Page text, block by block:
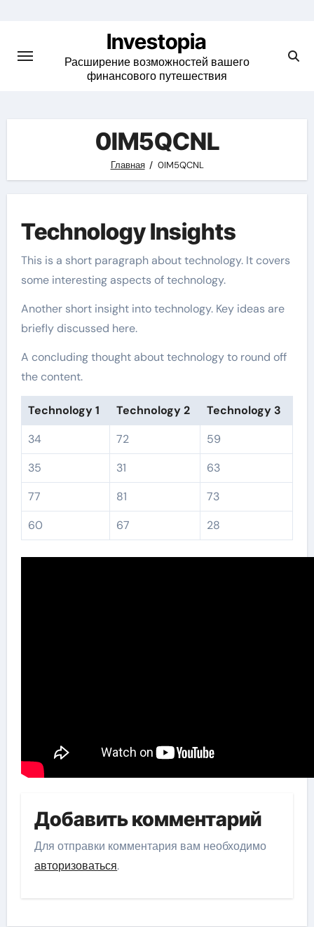
content
Investopia
Расширение возможностей вашего
финансового путешествия
0IM5QCNL
Главная 0IM5QCNL
Technology Insights
This is a short paragraph about technology. It covers
some interesting aspects of technology.
Another short insight into technology. Key ideas are
briefly discussed here.
A concluding thought about technology to round off
the content.
Technology 1 Technology 2
Technology 3
34
72
59
35
31
63
77
81
73
60
67 28
Добавить комментарий
Для отправки комментария вам необходимо
авторизоваться.